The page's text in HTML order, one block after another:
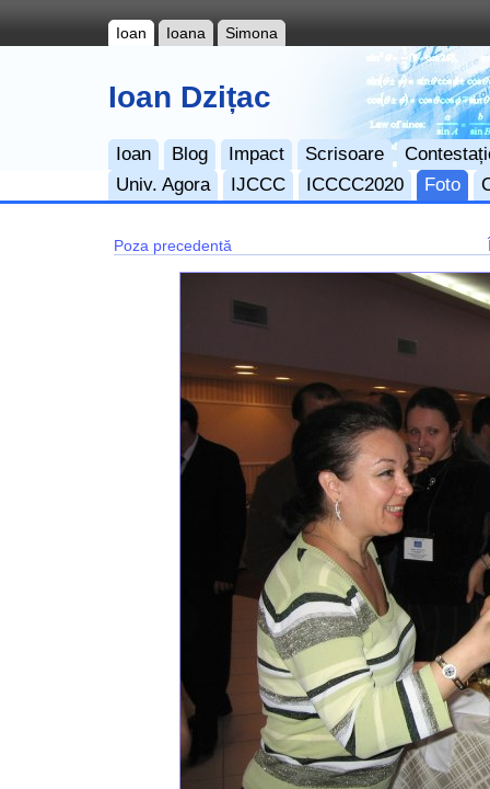
Ioan Ioana Simona
Ioan Dzițac
Ioan Blog Impact Scrisoare
Univ. Agora
IJCCC ICCCC2020 Foto
Poza precedentă